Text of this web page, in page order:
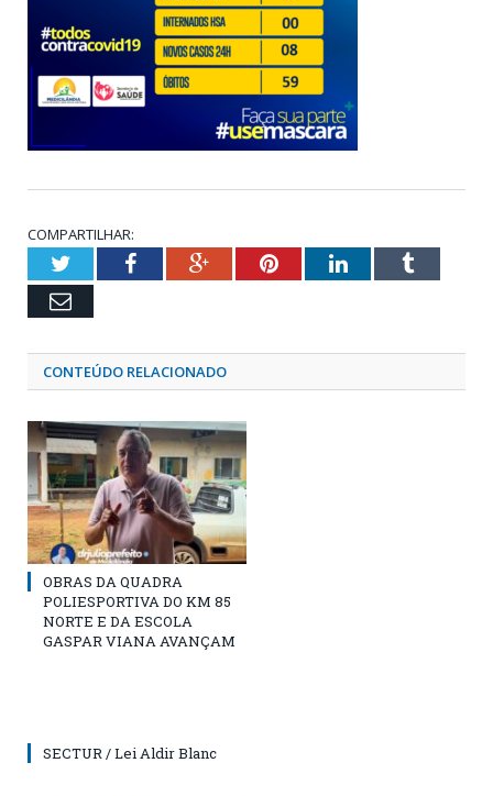
COMPARTILHAR:
TwitterFacebookGoogle+PinterestLinkedInTumblr
Email
CONTEÚDO RELACIONADO
OBRAS DA QUADRA
POLIESPORTIVA DO KM 85
NORTE E DA ESCOLA
GASPAR VIANA AVANÇAM
SECTUR / Lei Aldir Blanc